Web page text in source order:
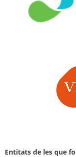
Entitats de les que